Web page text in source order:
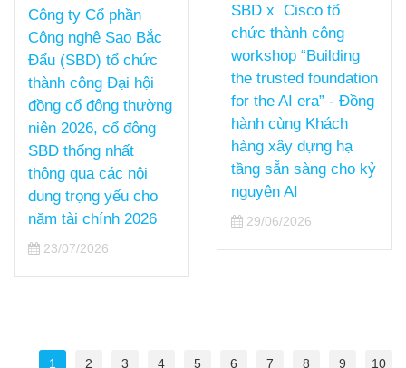
Công ty Cổ phần
Công nghệ Sao Bắc
Đẩu (SBD) tổ chức
thành công Đại hội
đồng cổ đông thường
niên 2026, cổ đông
SBD thống nhất
thông qua các nội
dung trọng yếu cho
năm tài chính 2026
23/07/2026
SBD x Cisco tổ
chức thành công
workshop “Building
the trusted foundation
for the AI era” - Đồng
hành cùng Khách
hàng xây dựng hạ
tầng sẵn sàng cho kỷ
nguyên AI
29/06/2026
1 2 3 4 5 6 7 8 9
10